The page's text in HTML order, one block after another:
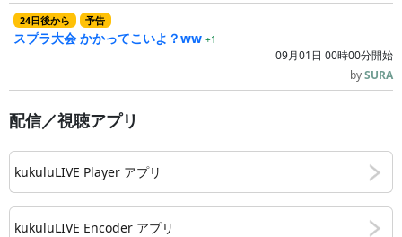
24日後から 予告
スプラ大会 かかってこいよ？ww +1
09月01日 00時00分開始
bySURA
配信／視聴アプリ
kukuluLIVE Player アプリ
kukuluLIVE Encoder アプリ